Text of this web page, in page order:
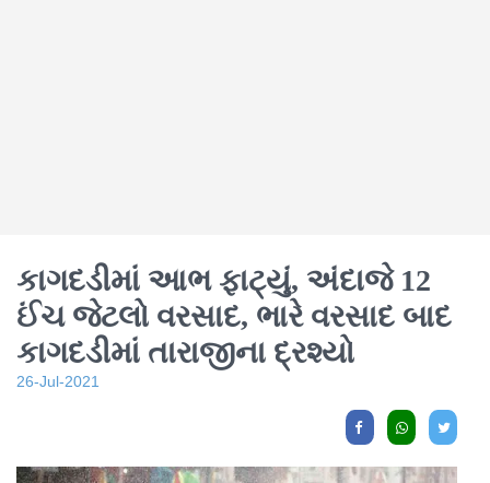
કાગદડીમાં આભ ફાટ્યું, અંદાજે 12
ઈંચ જેટલો વરસાદ, ભારે વરસાદ બાદ
કાગદડીમાં તારાજીના દ્રશ્યો
26-Jul-2021